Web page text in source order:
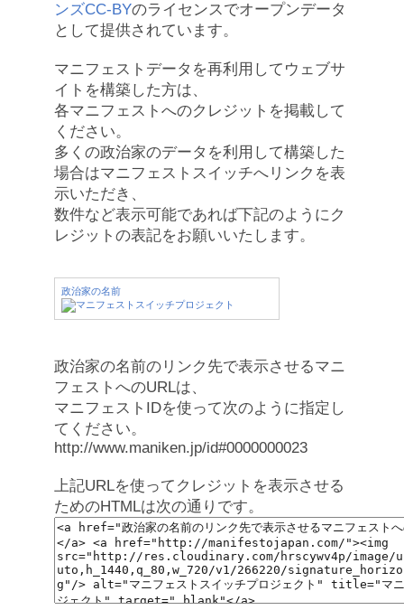
ンズCC-BYのライセンスでオープンデータ
として提供されています。
マニフェストデータを再利用してウェブサ
イトを構築した方は、
各マニフェストへのクレジットを掲載して
ください。
多くの政治家のデータを利用して構築した
場合はマニフェストスイッチへリンクを表
示いただき、
数件など表示可能であれば下記のようにク
レジットの表記をお願いいたします。
政治家の名前
政治家の名前のリンク先で表示させるマニ
フェストへのURLは、
マニフェストIDを使って次のように指定し
てください。
http://www.maniken.jp/id#0000000023
上記URLを使ってクレジットを表示させる
ためのHTMLは次の通りです。